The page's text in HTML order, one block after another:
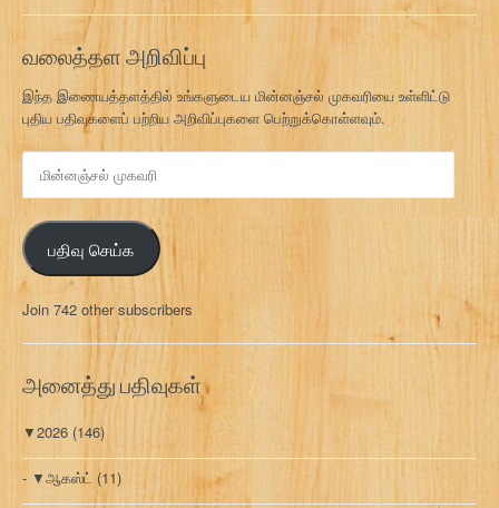
வலைத்தள அறிவிப்பு
இந்த இணையத்தளத்தில் உங்களுடைய மின்னஞ்சல் முகவரியை உள்ளிட்டு
புதிய பதிவுகளைப் பற்றிய அறிவிப்புகளை பெற்றுக்கொள்ளவும்.
ன
ஞ்
ச
ல்
மு
க
வ
பதிவு செய்க
Join 742 other subscribers
அனைத்து பதிவுகள்
▼2026 (146)
▼ஆகஸ்ட் (11)